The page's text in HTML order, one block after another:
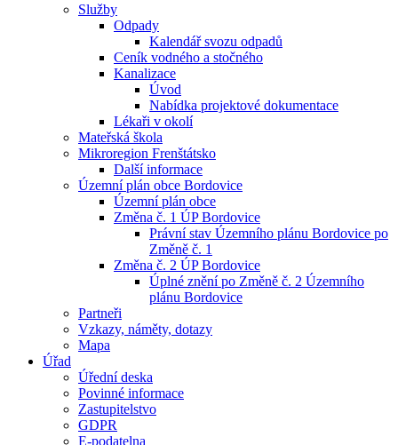
Služby
Odpady
Kalendář svozu odpadů
Ceník vodného a stočného
Kanalizace
Úvod
Nabídka projektové dokumentace
Lékaři v okolí
Mateřská škola
Mikroregion Frenštátsko
Další informace
Územní plán obce Bordovice
Územní plán obce
Změna č. 1 ÚP Bordovice
Právní stav Územního plánu Bordovice po
Změně č. 1
Změna č. 2 ÚP Bordovice
Úplné znění po Změně č. 2 Územního
plánu Bordovice
Partneři
Vzkazy, náměty, dotazy
Mapa
Úřad
Úřední deska
Povinné informace
Zastupitelstvo
GDPR
E-podatelna